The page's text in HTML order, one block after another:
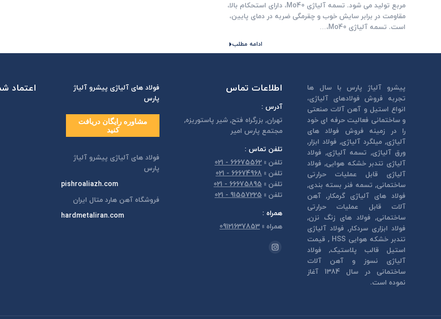
مربع تولید می شود. تسمه آلیاژی Mo40، دارای استحکام بالا،
مقاومت در برابر سایش خوب و چقرمگی ضربه در دمای پایین،
است. تسمه آلیاژی Mo40،…
ادامه مطلب
پیشرو آلیاژ پارس با سال ها
تجربه فروش فولادهای آلیاژی،
انواع استیل و آهن آلات صنعتی
و ساختمانی فعالیت حرفه ای خود
را در زمینه فروش فولاد های
آلیاژی, میلگرد آلیاژی, فولاد ابزار,
ورق آلیاژی, تسمه آلیاژی, فولاد
آلیاژی تندبر خشكه هوايی, فولاد
آلیاژی قابل عمليات حرارتی
ساختمانی, تسمه فنر بسته بندی,
فولاد های آلیاژی گرمكار, آهن
آلات قابل عمليات حرارتی
ساختمانی, فولاد های زنگ نزن,
فولاد ابزاری سردكار, فولاد آلیاژی
تندبر خشكه هوايی HSS , قیمت
استیل قالب پلاستيک, فولاد
آلیاژی نسوز و آهن آلات
ساختمانی در سال 1384 آغاز
نموده است.
اطلاعات تماس
آدرس :
تهران, بزرگراه فتح, شير پاستوريزه,
مجتمع پارس امير
تلفن تماس :
تلفن »
66675562 - 021
تلفن »
66674968 - 021
تلفن »
66675895 - 021
تلفن »
91557225 - 021
همراه :
همراه »
09121637853
مارا در اینجا پیدا کنید:
اینستاگرام
window
فولاد های آلیاژی پیشرو آلیاژ
پارس
مشاوره رایگان دریافت
کنید
فولاد های آلیاژی پیشرو آلیاژ
پارس
pishroaliazh.com
فروشگاه آهن هارد متال ایران
hardmetaliran.com
اعتماد